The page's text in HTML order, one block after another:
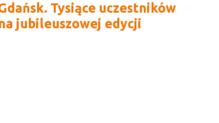
Tysiące uczestników
jubileuszowej edycji